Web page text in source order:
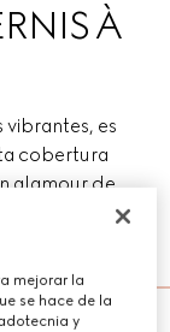
À
es
cobertura
glamour de
mejorar la
se hace de la
y